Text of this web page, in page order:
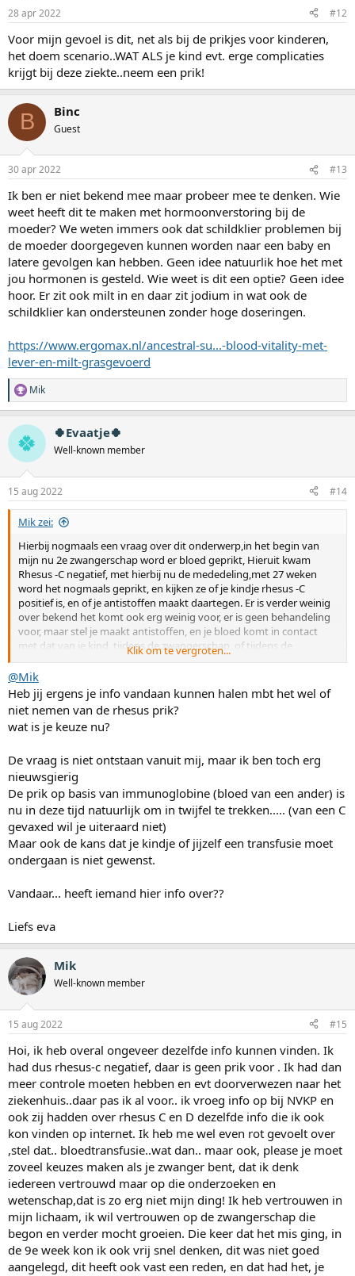
28 apr 2022 #12
Voor mijn gevoel is dit, net als bij de prikjes voor kinderen,
het doem scenario..WAT ALS je kind evt. erge complicaties
krijgt bij deze ziekte..neem een prik!
B Binc
Guest
30 apr 2022 #13
Ik ben er niet bekend mee maar probeer mee te denken. Wie
weet heeft dit te maken met hormoonverstoring bij de
moeder? We weten immers ook dat schildklier problemen bij
de moeder doorgegeven kunnen worden naar een baby en
latere gevolgen kan hebben. Geen idee natuurlik hoe het met
jou hormonen is gesteld. Wie weet is dit een optie? Geen idee
hoor. Er zit ook milt in en daar zit jodium in wat ook de
schildklier kan ondersteunen zonder hoge doseringen.
https://www.ergomax.nl/ancestral-su...-blood-vitality-met-
lever-en-milt-grasgevoerd
W
a
r
d
e
n
g
Mik
🍀 🍀Evaatje🍀
Well-known member
15 aug 2022 #14
Mik zei:
Hierbij nogmaals een vraag over dit onderwerp,in het begin van
mijn nu 2e zwangerschap word er bloed geprikt, Hieruit kwam
Rhesus -C negatief, met hierbij nu de mededeling,met 27 weken
word het nogmaals geprikt, en kijken ze of je kindje rhesus -C
positief is, en of je antistoffen maakt daartegen. Er is verder weinig
over bekend het komt ook erg weinig voor, er is geen behandeling
voor, maar stel je maakt antistoffen, en je bloed komt in contact
met dat van je kind, tijdens de zwangerschap, of tijdens de
bevalling,dan kan het rode bloedcellen afbreken van je kind en
komt het ter wereld met evt.. bloed armoede. Hoe kan dit ooit, dat
je in alles in verbinding staat met je kind, door de placenta krijgt het
voeding en alles, zo mooi en goed omdat het de natuur is, zo mooi
als alles werkt. Hoe is dit ooit mogelijk. Ik vind dat er vooral een
angst scenario voor je neus gehangen word, stel dat..dan moet je
misschien in het ergste geval een bloedtransfusie van je kind tijdens
de zwangerschap via de navelstreng of na de bevalling.. je kind
eerder gehaald want gevaar.. bizar.. natuurlijk is niet wat je wilt. Maar
er zijn al zoveel controles en dergelijke, je word er stapel van, niets
word aan het toeval over gelaten!
Klik om te vergroten...
@Mik
Heb jij ergens je info vandaan kunnen halen mbt het wel of
niet nemen van de rhesus prik?
wat is je keuze nu?
De vraag is niet ontstaan vanuit mij, maar ik ben toch erg
nieuwsgierig
De prik op basis van immunoglobine (bloed van een ander) is
nu in deze tijd natuurlijk om in twijfel te trekken..... (van een C
gevaxed wil je uiteraard niet)
Maar ook de kans dat je kindje of jijzelf een transfusie moet
ondergaan is niet gewenst.
Vandaar... heeft iemand hier info over??
Liefs eva
Mik
Well-known member
15 aug 2022 #15
Hoi, ik heb overal ongeveer dezelfde info kunnen vinden. Ik
had dus rhesus-c negatief, daar is geen prik voor . Ik had dan
meer controle moeten hebben en evt doorverwezen naar het
ziekenhuis..daar pas ik al voor.. ik vroeg info op bij NVKP en
ook zij hadden over rhesus C en D dezelfde info die ik ook
kon vinden op internet. Ik heb me wel even rot gevoelt over
,stel dat.. bloedtransfusie..wat dan.. maar ook, please je moet
zoveel keuzes maken als je zwanger bent, dat ik denk
iedereen vertrouwd maar op die onderzoeken en
wetenschap,dat is zo erg niet mijn ding! Ik heb vertrouwen in
mijn lichaam, ik wil vertrouwen op de zwangerschap die
begon en verder mocht groeien. Die keer dat het mis ging, in
de 9e week kon ik ook vrij snel denken, dit was niet goed
aangelegd, dit heeft ook vast een reden, en dat had het, je